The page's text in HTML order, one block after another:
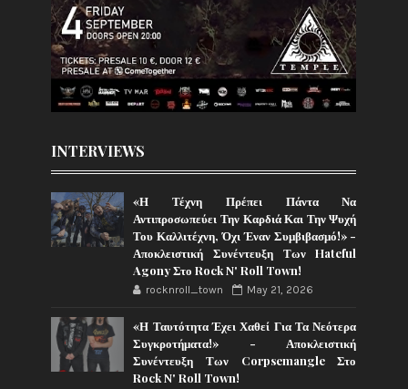
INTERVIEWS
«Η Τέχνη Πρέπει Πάντα Να
Αντιπροσωπεύει Την Καρδιά Και Την Ψυχή
Του Καλλιτέχνη, Όχι Έναν Συμβιβασμό!» -
Αποκλειστική Συνέντευξη Των Hateful
Agony Στο Rock N' Roll Town!
rocknroll_town May 21, 2026
«Η Ταυτότητα Έχει Χαθεί Για Τα Νεότερα
Συγκροτήματα!» - Αποκλειστική
Συνέντευξη Των Corpsemangle Στο
Rock N' Roll Town!